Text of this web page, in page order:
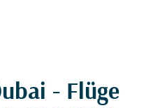
- Flüge